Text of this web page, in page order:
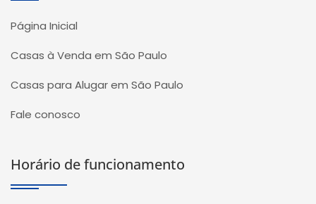
Página Inicial
Casas à Venda em São Paulo
Casas para Alugar em São Paulo
Fale conosco
Horário de funcionamento